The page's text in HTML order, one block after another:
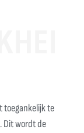
toegankelijk te
Dit wordt de